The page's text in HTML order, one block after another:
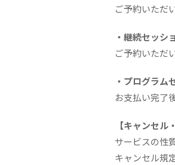
ご予約いただ
・継続セッシ
ご予約いただ
・プログラム
お支払い完了
【キャンセル
サービスの性
キャンセル規